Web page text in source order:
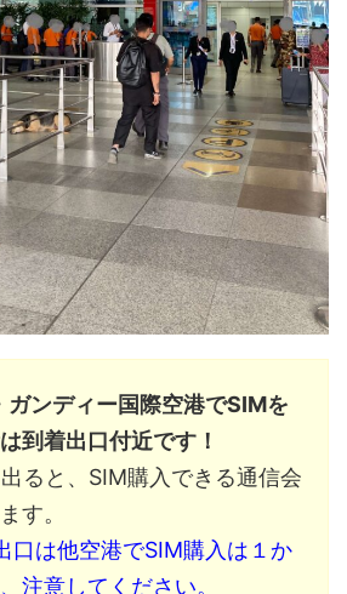
ガンディー国際空港でSIMを
到着出口付近です！
ると、SIM購入できる通信会
す。
口は他空港でSIM購入は１か
注意してください。